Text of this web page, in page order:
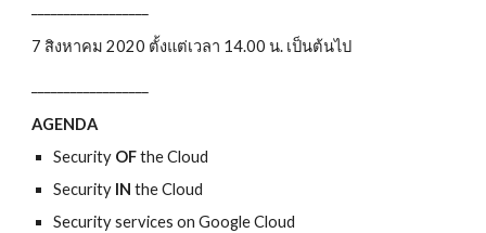
7 สิงหาคม 2020 ตั้งแต่เวลา 14.00 น. เป็นต้นไป
AGENDA
Security OF the Cloud
Security IN the Cloud
Security services on Google Cloud